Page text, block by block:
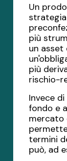
Un
più
un asset
più
rischio-
Invece
fondo e
termini
può, ad